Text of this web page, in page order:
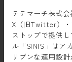
テテマーチ株式
X（旧Twitter）
ストップで提供
ル「SINIS」はア
リブンな運用設